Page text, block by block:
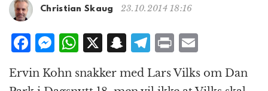
g
t
n
Christian Skaug 23.10.2014 18:16
F
a
c
M
e
ss
W
at
X S
a
T
e
P
ri
n ai
Ervin Kohn snakker med Lars Vilks om Dan